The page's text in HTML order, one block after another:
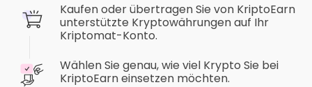
Kaufen oder übertragen Sie von KriptoEarn
unterstützte Kryptowährungen auf Ihr
Kriptomat-Konto.
Wählen Sie genau, wie viel Krypto Sie bei
KriptoEarn einsetzen möchten.